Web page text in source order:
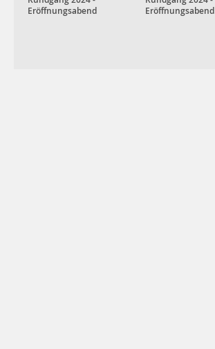
Eröffnungsabend
Eröffnungsabend